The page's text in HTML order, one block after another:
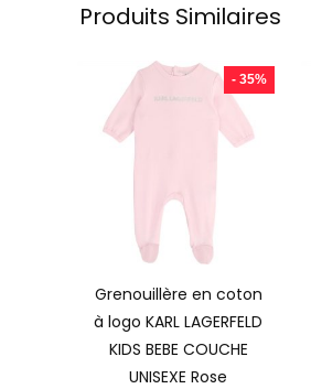
Produits Similaires
- 35%
Grenouillère en coton
à logo KARL LAGERFELD
KIDS BEBE COUCHE
UNISEXE Rose